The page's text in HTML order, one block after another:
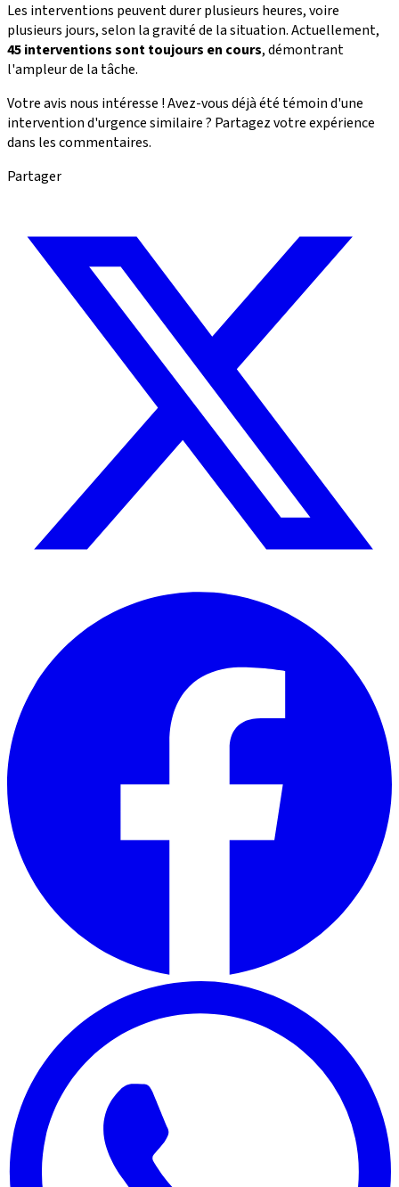
Les interventions peuvent durer plusieurs heures, voire
plusieurs jours, selon la gravité de la situation. Actuellement,
45 interventions sont toujours en cours, démontrant
l'ampleur de la tâche.
Votre avis nous intéresse ! Avez-vous déjà été témoin d'une
intervention d'urgence similaire ? Partagez votre expérience
dans les commentaires.
Partager